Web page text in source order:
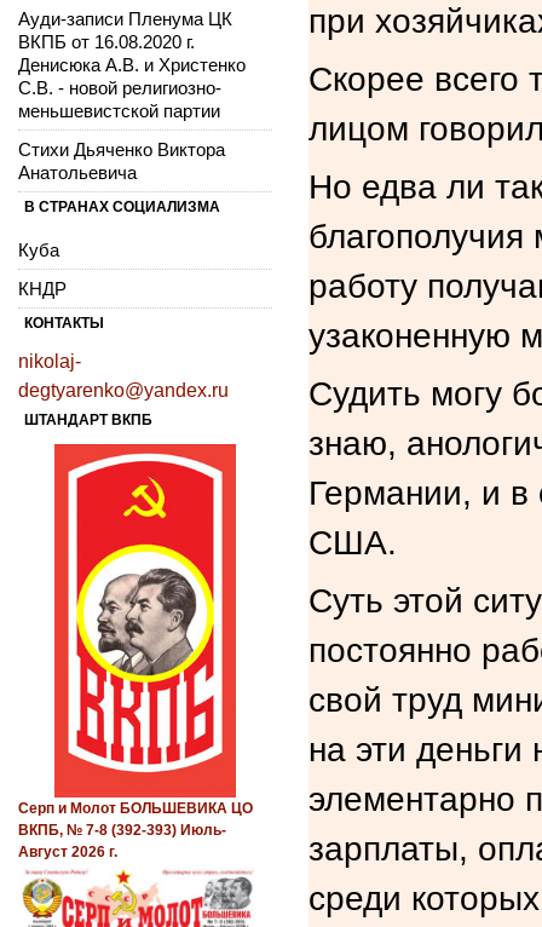
при
Скорее всего
лицом
Но едва ли
благополучия
работу
узаконенную
Судить могу
знаю,
Германии, и в
США.
Суть этой
постоянно
свой труд
на эти
элементарно
зарплаты,
среди
Ауди-записи Пленума ЦК
ВКПБ от 16.08.2020 г.
Денисюка А.В. и Христенко
С.В. - новой религиозно-
меньшевистской партии
Стихи Дьяченко Виктора
Анатольевича
В СТРАНАХ СОЦИАЛИЗМА
Куба
КНДР
КОНТАКТЫ
nikolaj-
degtyarenko@yandex.ru
ШТАНДАРТ ВКПБ
Серп и Молот БОЛЬШЕВИКА ЦО
ВКПБ, № 7-8 (392-393) Июль-
Август 2026 г.